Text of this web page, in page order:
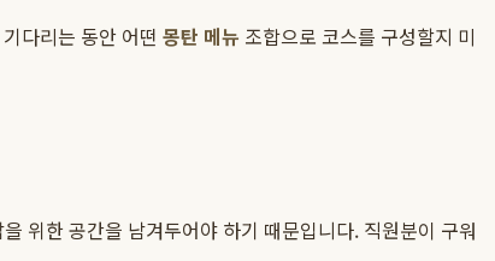
다리는 동안 어떤 몽탄 메뉴 조합으로 코스를 구성할지 미
위한 공간을 남겨두어야 하기 때문입니다. 직원분이 구워